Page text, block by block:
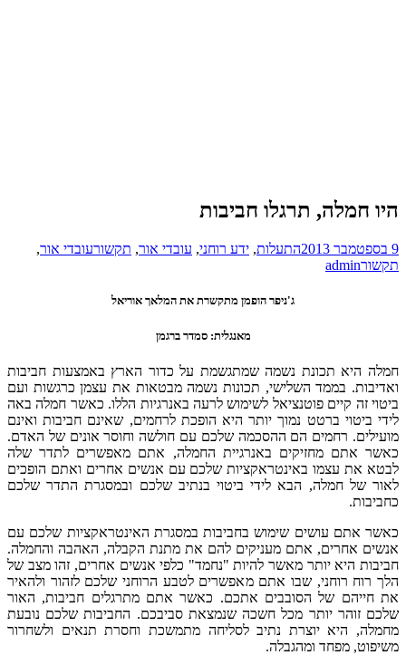
היו חמלה, תרגלו חביבות
9 בספטמבר 2013 התעלות, ידע רוחני, עובדי אור, תקשורעובדי אור,
תקשורadmin
ג'ניפר הופמן מתקשרת את המלאך אוריאל
מאנגלית: סמדר ברגמן
חמלה היא תכונת נשמה שמתגשמת על כדור הארץ באמצעות חביבות
ואדיבות. בממד השלישי, תכונות נשמה מבטאות את עצמן כרגשות ועם
ביטוי זה קיים פוטנציאל לשימוש לרעה באנרגיות הללו. כאשר חמלה באה
לידי ביטוי ברטט נמוך יותר היא הופכת לרחמים, שאינם חביבות ואינם
מועילים. רחמים הם ההסכמה שלכם עם חולשה וחוסר אונים של האדם.
כאשר אתם מחזיקים באנרגיית החמלה, אתם מאפשרים לתדר שלה
לבטא את עצמו באינטראקציות שלכם עם אנשים אחרים ואתם הופכים
לאור של חמלה, הבא לידי ביטוי בנתיב שלכם ובמסגרת התדר שלכם
כחביבות.
כאשר אתם עושים שימוש בחביבות במסגרת האינטראקציות שלכם עם
אנשים אחרים, אתם מעניקים להם את מתנת הקבלה, האהבה והחמלה.
חביבות היא יותר מאשר להיות "נחמד" כלפי אנשים אחרים, זהו מצב של
הלך רוח רוחני, שבו אתם מאפשרים לטבע הרוחני שלכם לזהור ולהאיר
את חייהם של הסובבים אתכם. כאשר אתם מתרגלים חביבות, האור
שלכם זוהר יותר מכל חשכה שנמצאת סביבכם. החביבות שלכם נובעת
מחמלה, היא יוצרת נתיב לסליחה מתמשכת וחסרת תנאים ולשחרור
משיפוט, מפחד ומהגבלה.